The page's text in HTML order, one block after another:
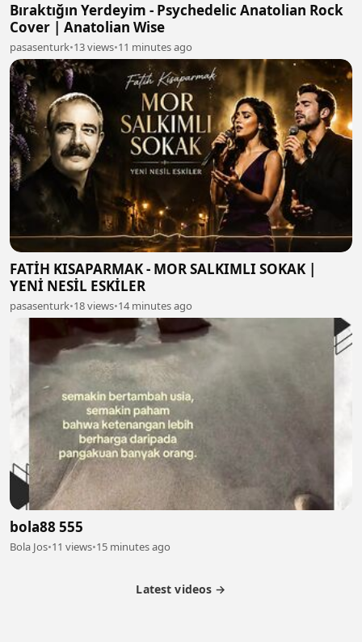
Bıraktığın Yerdeyim - Psychedelic Anatolian Rock
Cover | Anatolian Wise
pasasenturk•13 views•11 minutes ago
FATİH KISAPARMAK - MOR SALKIMLI SOKAK |
YENİ NESİL ESKİLER
pasasenturk•18 views•14 minutes ago
bola88 555
Bola Jos•11 views•15 minutes ago
Latest videos →